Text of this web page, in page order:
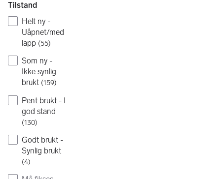
Tilstand
Helt ny -
Uåpnet/med
lapp (55)
Som ny -
Ikke synlig
brukt (159)
Pent brukt - I
god stand
(130)
Godt brukt -
Synlig brukt
(4)